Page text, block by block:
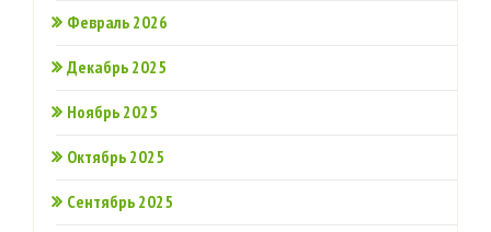
Февраль 2026
Декабрь 2025
Ноябрь 2025
Октябрь 2025
Сентябрь 2025